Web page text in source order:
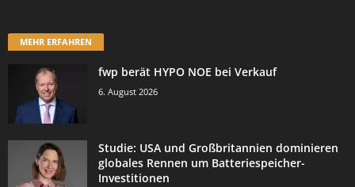
MEHR ERFAHREN
fwp berät HYPO NOE bei Verkauf
6. August 2026
Studie: USA und Großbritannien dominieren
globales Rennen um Batteriespeicher-
Investitionen